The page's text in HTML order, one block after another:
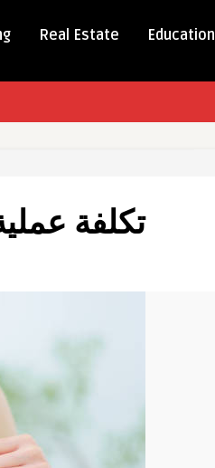
Real Estate Education
تكلفة